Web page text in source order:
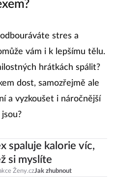
stres a
vám i k lepšímu tělu.
hrátkách spálit?
dost, samozřejmě ale
a vyzkoušet i náročnější
spaluje kalorie víc,
si myslíte
Ženy.czJak zhubnout